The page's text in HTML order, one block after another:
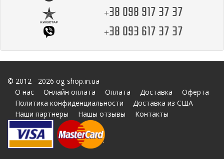
+38 098 917 37 37
+38 093 617 37 37
© 2012 - 2026 og-shop.in.ua
О нас
Онлайн оплата Оплата Доставка
Оферта
Политика конфиденциальности
Доставка из США
Наши партнеры
Нашы отзывы Контакты